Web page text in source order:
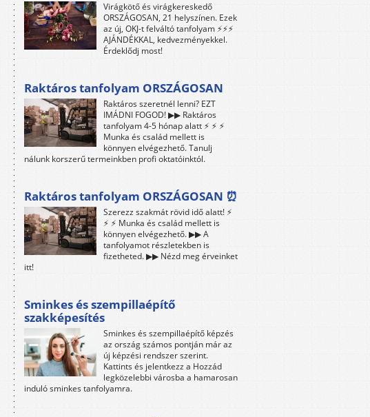
Virágkötő és virágkereskedő
ORSZÁGOSAN, 21 helyszínen. Ezek
az új, OKJ-t felváltó tanfolyam ⚡⚡⚡
AJÁNDÉKKAL, kedvezményekkel.
Érdeklődj most!
Raktáros tanfolyam ORSZÁGOSAN
Raktáros szeretnél lenni? EZT
IMÁDNI FOGOD! ▶▶ Raktáros
tanfolyam 4-5 hónap alatt ⚡ ⚡ ⚡
Munka és család mellett is
könnyen elvégezhető. Tanulj
nálunk korszerű termeinkben profi oktatóinktól.
Raktáros tanfolyam ORSZÁGOSAN ⏰
Szerezz szakmát rövid idő alatt! ⚡
⚡ ⚡ Munka és család mellett is
könnyen elvégezhető. ▶▶ A
tanfolyamot részletekben is
fizetheted. ▶▶ Nézd meg érveinket
itt!
Sminkes és szempillaépítő
szakképesítés
Sminkes és szempillaépítő képzés
az ország számos pontján már az
új képzési rendszer szerint.
Kattints és jelentkezz a Hozzád
legközelebbi városba a hamarosan
induló sminkes tanfolyamra.